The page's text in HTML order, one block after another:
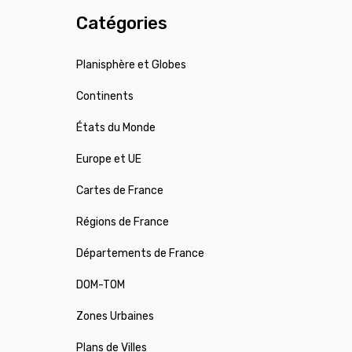
Catégories
Planisphère et Globes
Continents
États du Monde
Europe et UE
Cartes de France
Régions de France
Départements de France
DOM-TOM
Zones Urbaines
Plans de Villes